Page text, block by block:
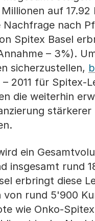
auf
Nachfrage nach
Spitex Basel
– 3%).
sicherzustellen,
2011 für Spitex-
die weiterhin
ein
insgesamt rund
erbringt diese
rund 5'900
wie Onko-